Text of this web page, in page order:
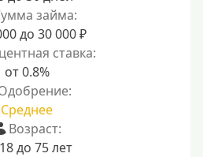
займа:
до 30 000 ₽
ставка:
от 0.8%
Среднее
Возраст:
до 75 лет